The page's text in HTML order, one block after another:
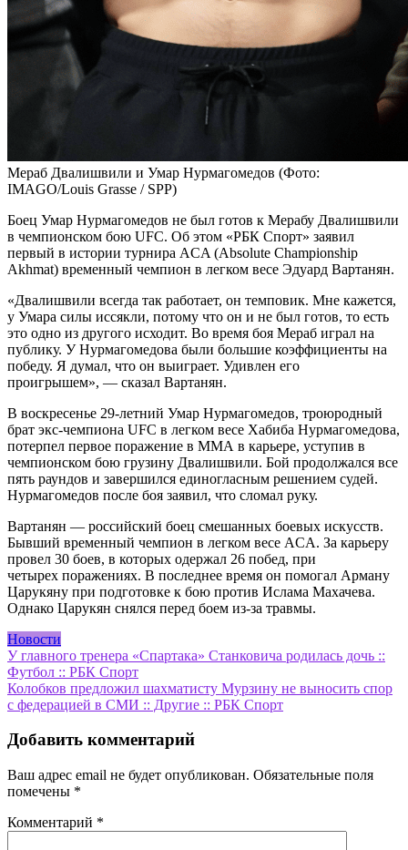
Мераб Двалишвили и Умар Нурмагомедов (Фото:
IMAGO/Louis Grasse / SPP)
Боец Умар Нурмагомедов не был готов к Мерабу Двалишвили
в чемпионском бою UFC. Об этом «РБК Спорт» заявил
первый в истории турнира ACA (Absolute Championship
Akhmat) временный чемпион в легком весе Эдуард Вартанян.
«Двалишвили всегда так работает, он темповик. Мне кажется,
у Умара силы иссякли, потому что он и не был готов, то есть
это одно из другого исходит. Во время боя Мераб играл на
публику. У Нурмагомедова были большие коэффициенты на
победу. Я думал, что он выиграет. Удивлен его
проигрышем», — сказал Вартанян.
В воскресенье 29-летний Умар Нурмагомедов, троюродный
брат экс-чемпиона UFC в легком весе Хабиба Нурмагомедова,
потерпел первое поражение в ММА в карьере, уступив в
чемпионском бою грузину Двалишвили. Бой продолжался все
пять раундов и завершился единогласным решением судей.
Нурмагомедов после боя заявил, что сломал руку.
Вартанян — российский боец смешанных боевых искусств.
Бывший временный чемпион в легком весе ACA. За карьеру
провел 30 боев, в которых одержал 26 побед, при
четырех поражениях. В последнее время он помогал Арману
Царукяну при подготовке к бою против Ислама Махачева.
Однако Царукян снялся перед боем из-за травмы.
Новости
Навигация
по
записям
У главного тренера «Спартака» Станковича родилась дочь ::
Футбол :: РБК Спорт
Колобков предложил шахматисту Мурзину не выносить спор
с федерацией в СМИ :: Другие :: РБК Спорт
Добавить комментарий
Ваш адрес email не будет опубликован. Обязательные поля
помечены *
Комментарий *